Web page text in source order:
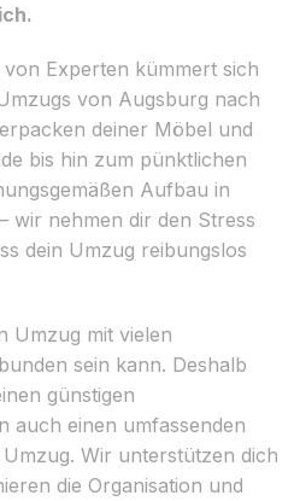
Experten kümmert sich
von Augsburg nach
deiner Möbel und
bis hin zum pünktlichen
Aufbau in
wir nehmen dir den Stress
dein Umzug reibungslos
Umzug mit vielen
sein kann. Deshalb
günstigen
auch einen umfassenden
Wir unterstützen dich
die Organisation und